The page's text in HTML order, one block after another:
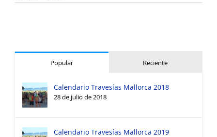
Popular Reciente
Calendario Travesías Mallorca 2018
28 de julio de 2018
Calendario Travesías Mallorca 2019